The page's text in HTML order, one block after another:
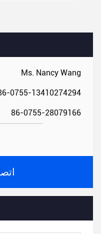
Ms. Nancy Wang
0755-13410274294
86-0755-28079166